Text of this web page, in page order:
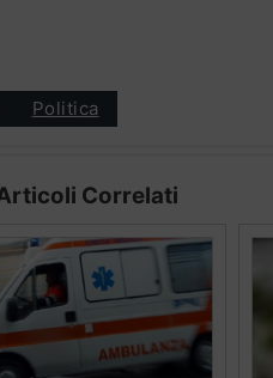
Politica
Correlati